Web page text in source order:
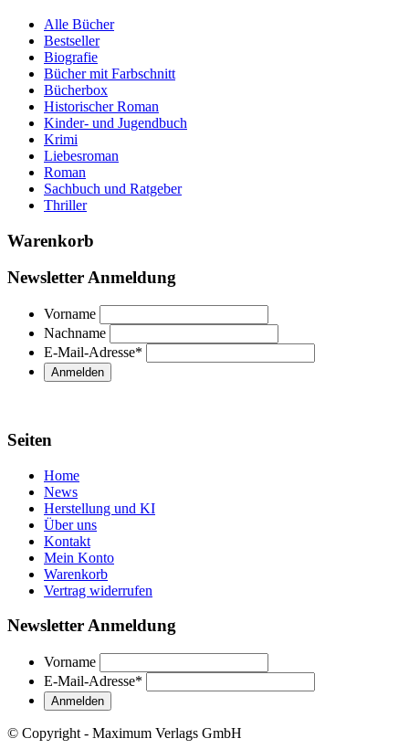
Alle Bücher
Bestseller
Biografie
Bücher mit Farbschnitt
Bücherbox
Historischer Roman
Kinder- und Jugendbuch
Krimi
Liebesroman
Roman
Sachbuch und Ratgeber
Thriller
Warenkorb
Newsletter Anmeldung
Vorname
Nachname
E-Mail-Adresse*
Seiten
Home
News
Herstellung und KI
Über uns
Kontakt
Mein Konto
Warenkorb
Vertrag widerrufen
Newsletter Anmeldung
Vorname
E-Mail-Adresse*
© Copyright - Maximum Verlags GmbH